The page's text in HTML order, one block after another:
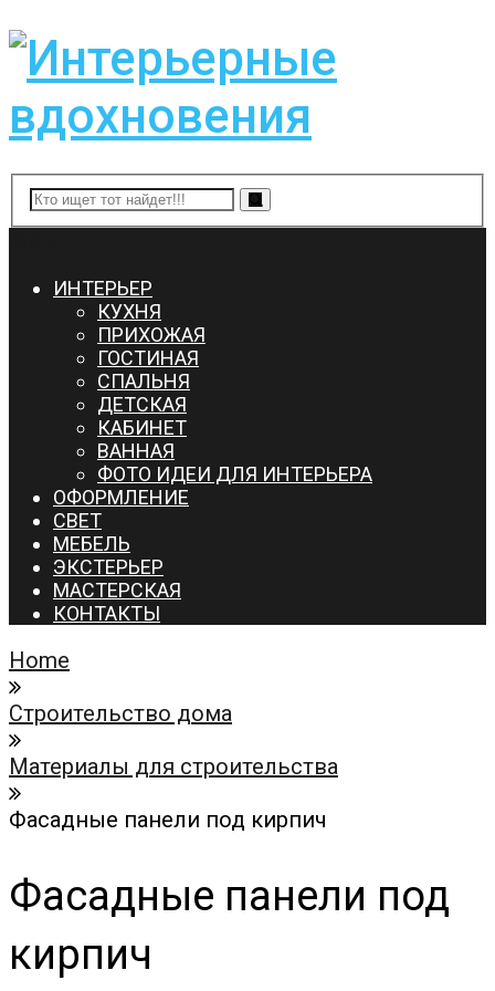
ИНТЕРЬЕР
КУХНЯ
ПРИХОЖАЯ
ГОСТИНАЯ
СПАЛЬНЯ
ДЕТСКАЯ
КАБИНЕТ
ВАННАЯ
ФОТО ИДЕИ ДЛЯ ИНТЕРЬЕРА
ОФОРМЛЕНИЕ
СВЕТ
МЕБЕЛЬ
ЭКСТЕРЬЕР
МАСТЕРСКАЯ
КОНТАКТЫ
Home
Строительство дома
Материалы для строительства
Фасадные панели под кирпич
Фасадные панели под
кирпич